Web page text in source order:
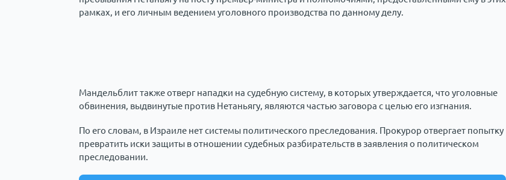
рамках, и его личным ведением уголовного производства по данному делу.
Мандельблит также отверг нападки на судебную систему, в которых утверждается, что уголовные
обвинения, выдвинутые против Нетаньягу, являются частью заговора с целью его изгнания.
По его словам, в Израиле нет системы политического преследования. Прокурор отвергает попытку
превратить иски защиты в отношении судебных разбирательств в заявления о политическом
преследовании.